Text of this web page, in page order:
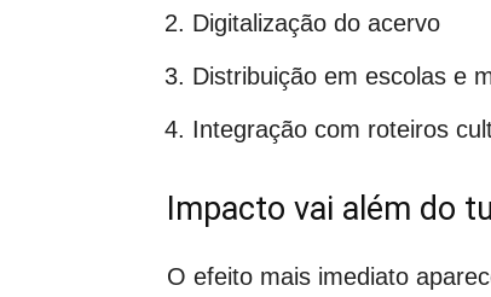
Digitalização do acervo
Distribuição em escolas e
Integração com roteiros
Impacto vai além do
O efeito mais imediato